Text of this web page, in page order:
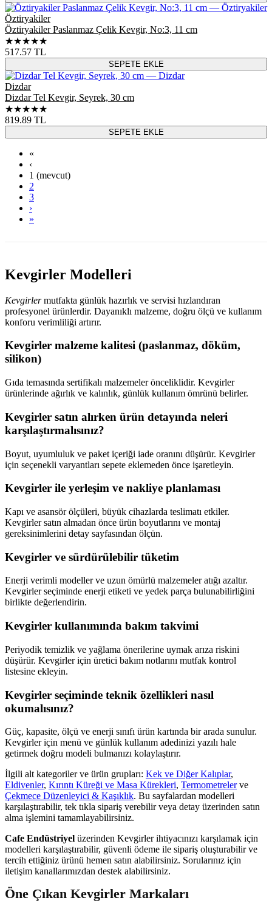
Öztiryakiler
Öztiryakiler Paslanmaz Çelik Kevgir, No:3, 11 cm
★★★★★
517.57 TL
SEPETE EKLE
Dizdar
Dizdar Tel Kevgir, Seyrek, 30 cm
★★★★★
819.89 TL
SEPETE EKLE
«
‹
1 (mevcut)
2
3
›
»
Kevgirler Modelleri
Kevgirlermutfakta günlük hazırlık ve servisi hızlandıran
profesyonel ürünlerdir. Dayanıklı malzeme, doğru ölçü ve kullanım
konforu verimliliği artırır.
Kevgirler malzeme kalitesi (paslanmaz, döküm,
silikon)
Gıda temasında sertifikalı malzemeler önceliklidir. Kevgirler
ürünlerinde ağırlık ve kalınlık, günlük kullanım ömrünü belirler.
Kevgirler satın alırken ürün detayında neleri
karşılaştırmalısınız?
Boyut, uyumluluk ve paket içeriği iade oranını düşürür. Kevgirler
için seçenekli varyantları sepete eklemeden önce işaretleyin.
Kevgirler ile yerleşim ve nakliye planlaması
Kapı ve asansör ölçüleri, büyük cihazlarda teslimatı etkiler.
Kevgirler satın almadan önce ürün boyutlarını ve montaj
gereksinimlerini detay sayfasından ölçün.
Kevgirler ve sürdürülebilir tüketim
Enerji verimli modeller ve uzun ömürlü malzemeler atığı azaltır.
Kevgirler seçiminde enerji etiketi ve yedek parça bulunabilirliğini
birlikte değerlendirin.
Kevgirler kullanımında bakım takvimi
Periyodik temizlik ve yağlama önerilerine uymak arıza riskini
düşürür. Kevgirler için üretici bakım notlarını mutfak kontrol
listesine ekleyin.
Kevgirler seçiminde teknik özellikleri nasıl
okumalısınız?
Güç, kapasite, ölçü ve enerji sınıfı ürün kartında bir arada sunulur.
Kevgirler için menü ve günlük kullanım adedinizi yazılı hale
getirmek doğru modeli bulmanızı kolaylaştırır.
İlgili alt kategoriler ve ürün grupları: Kek ve Diğer Kalıplar,
Eldivenler, Kırıntı Küreği ve Masa Kürekleri, Termometrelerve
Çekmece Düzenleyici & Kaşıklık. Bu sayfalardan modelleri
karşılaştırabilir, tek tıkla sipariş verebilir veya detay üzerinden satın
alma işlemini tamamlayabilirsiniz.
Cafe Endüstriyel üzerinden Kevgirler ihtiyacınızı karşılamak için
modelleri karşılaştırabilir, güvenli ödeme ile sipariş oluşturabilir ve
tercih ettiğiniz ürünü hemen satın alabilirsiniz. Sorularınız için
iletişim kanallarımızdan destek alabilirsiniz.
Öne Çıkan Kevgirler Markaları